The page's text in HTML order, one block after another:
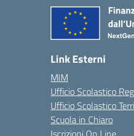
Link Esterni
MIM
Ufficio Scolastico
Ufficio Scolastico
Scuola in Chiaro